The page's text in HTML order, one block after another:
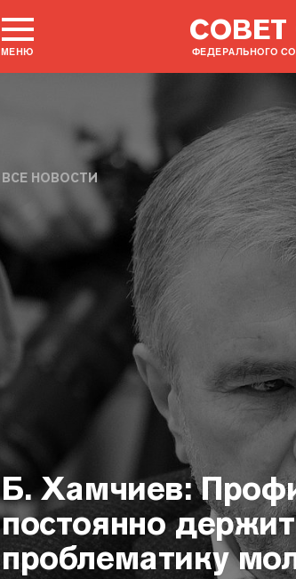
МЕНЮ ФЕДЕРАЛЬНОГО
ВСЕ НОВОСТИ
Б. Хамчиев:
постоянно
проблематику